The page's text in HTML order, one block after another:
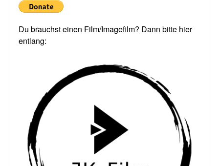
Du brauchst einen Film/Imagefilm? Dann bitte hier
entlang: